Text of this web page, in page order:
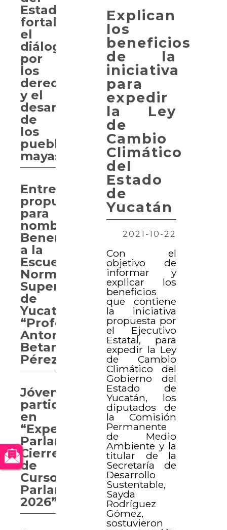
Explican
los
beneficios
de la
iniciativa
para
expedir
la Ley
de
Cambio
Climático
del
Estado
de
Yucatán
2021-10-22
Con el
objetivo de
informar y
explicar los
beneficios
que contiene
la iniciativa
propuesta por
el Ejecutivo
Estatal, para
expedir la Ley
de Cambio
Climático del
Gobierno del
Estado de
Yucatán, los
diputados de
la Comisión
Permanente
de Medio
Ambiente y la
titular de la
Secretaría de
Desarrollo
Sustentable,
Sayda
Rodríguez
Gómez,
sostuvieron
Estado
fortalece
el
diálogo
por
los
derechos
y el
desarrollo
de
los
pueblos
mayas
Entregan
propuesta
para
nombrar
Benemérita
a la
Escuela
Normal
Superior
de
Yucatán
“Profesor
Antonio
Betancourt
Pérez”
Jóvenes
participan
en
“Experiencia
Parlamentaria.
Cierre
de
Curso
Parlamentario
2026”